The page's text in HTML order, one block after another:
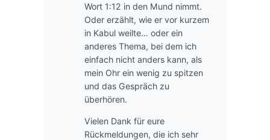
Wort 1:12 in den Mund nimmt.
Oder erzählt, wie er vor kurzem
in Kabul weilte… oder ein
anderes Thema, bei dem ich
einfach nicht anders kann, als
mein Ohr ein wenig zu spitzen
und das Gespräch zu
überhören.
Vielen Dank für eure
Rückmeldungen, die ich sehr